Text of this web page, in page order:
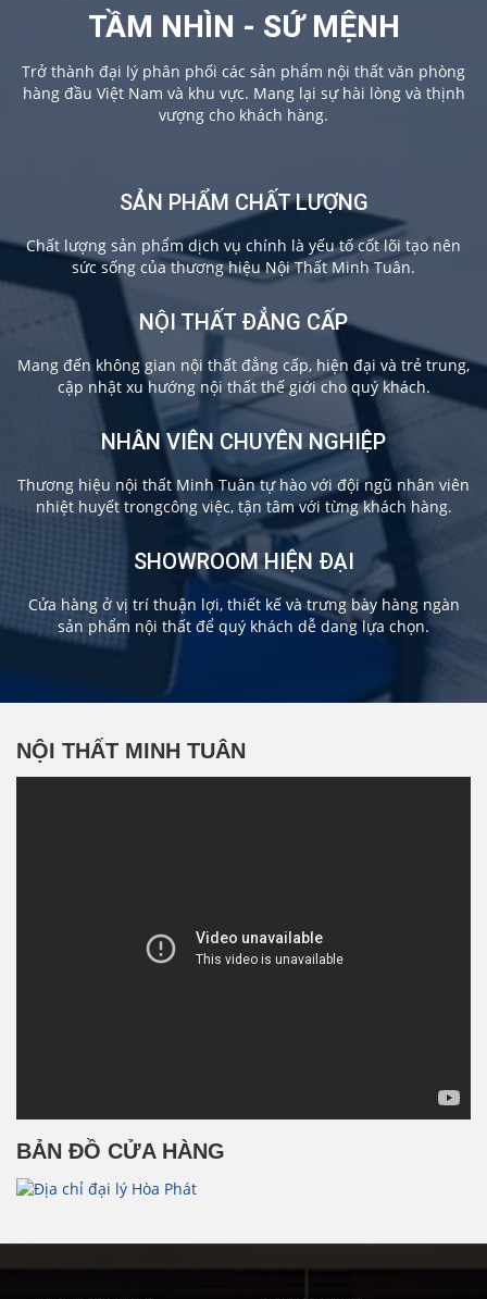
TẦM NHÌN - SỨ MỆNH
Trở thành đại lý phân phối các sản phẩm nội thất văn phòng
hàng đầu Việt Nam và khu vực. Mang lại sự hài lòng và thịnh
vượng cho khách hàng.
SẢN PHẨM CHẤT LƯỢNG
Chất lượng sản phẩm dịch vụ chính là yếu tố cốt lõi tạo nên
sức sống của thương hiệu Nội Thất Minh Tuân.
NỘI THẤT ĐẲNG CẤP
Mang đến không gian nội thất đẳng cấp, hiện đại và trẻ trung,
cập nhật xu hướng nội thất thế giới cho quý khách.
NHÂN VIÊN CHUYÊN NGHIỆP
Thương hiệu nội thất Minh Tuân tự hào với đội ngũ nhân viên
nhiệt huyết trongcông việc, tận tâm với từng khách hàng.
SHOWROOM HIỆN ĐẠI
Cửa hàng ở vị trí thuận lợi, thiết kế và trưng bày hàng ngàn
sản phẩm nội thất để quý khách dễ dang lựa chọn.
NỘI THẤT MINH TUÂN
BẢN ĐỒ CỬA HÀNG